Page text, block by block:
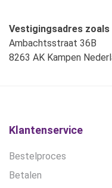
Vestigingsadres zoals
Ambachtsstraat 36B
8263 AK Kampen
Klantenservice
Bestelproces
Betalen